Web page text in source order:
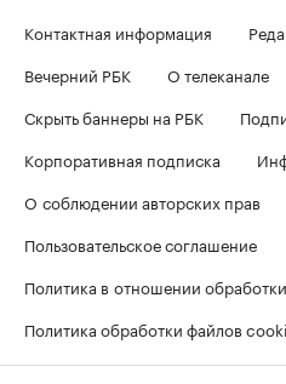
Контактная информация
Вечерний РБК
О телеканале
Скрыть баннеры на РБК
Корпоративная подписка
О соблюдении авторских прав
Пользовательское соглашение
Политика в отношении
Политика обработки файлов